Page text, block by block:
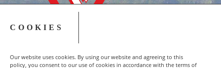
COOKIES
Our website uses cookies. By using our website and agreeing to this
policy, you consent to our use of cookies in accordance with the terms of